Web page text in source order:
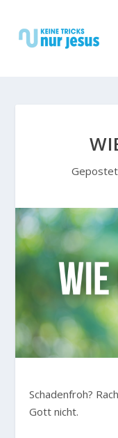
Schadenfroh?
Gott nicht.